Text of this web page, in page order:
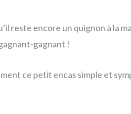
reste encore un quignon à la
gagnant !
ce petit encas simple et